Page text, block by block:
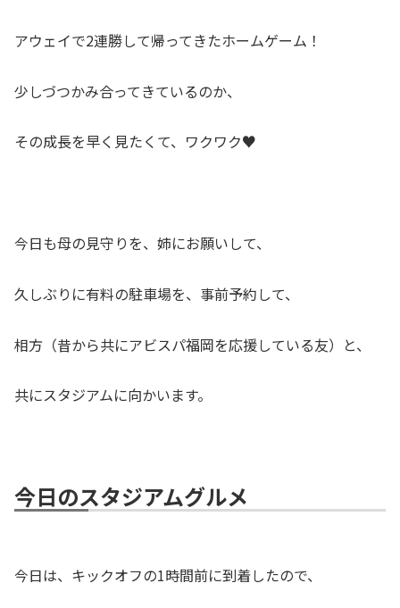
アウェイで2連勝して帰ってきたホームゲーム！
少しづつかみ合ってきているのか、
その成長を早く見たくて、ワクワク♥
今日も母の見守りを、姉にお願いして、
久しぶりに有料の駐車場を、事前予約して、
相方（昔から共にアビスパ福岡を応援している友）と、
共にスタジアムに向かいます。
今日のスタジアムグルメ
今日は、キックオフの1時間前に到着したので、